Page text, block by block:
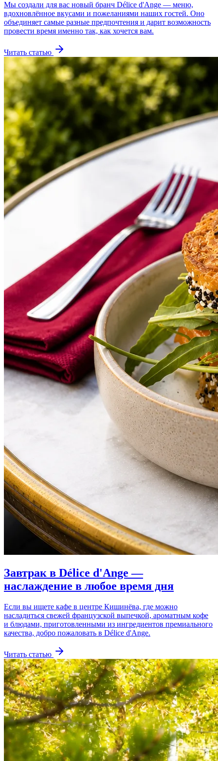
Мы создали для вас новый бранч Délice d'Ange — меню,
вдохновлённое вкусами и пожеланиями наших гостей. Оно
объединяет самые разные предпочтения и дарит возможность
провести время именно так, как хочется вам.
Читать статью
Завтрак в Délice d'Ange —
наслаждение в любое время дня
Если вы ищете кафе в центре Кишинёва, где можно
насладиться свежей французской выпечкой, ароматным кофе
и блюдами, приготовленными из ингредиентов премиального
качества, добро пожаловать в Délice d'Ange.
Читать статью